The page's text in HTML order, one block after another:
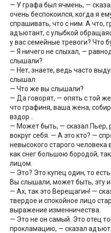
— У графа был ячмень, —
очень беспокоился, когда я
спрашивать, что с ним. А что,
адъютант, с улыбкой
у вас семейные тревоги? Что
— Я ничего не слыхал, —
слышали?
— Нет, знаете, ведь часто
слышал.
— Что же вы слышали?
— Да говорят, — опять с той
что графиня, ваша жена,
вздор…
— Может быть, — сказал Пьер,
вокруг себя. — А это кто? —
невысокого старого человека
как снег большою бородой,
лицом.
— Это? Это купец один, то
Вы слышали, может быть, эту
— Ах, так это Верещагин! —
твердое и спокойное лицо
выражение изменничества.
— Это не он самый. Это отец
прокламацию, — сказал